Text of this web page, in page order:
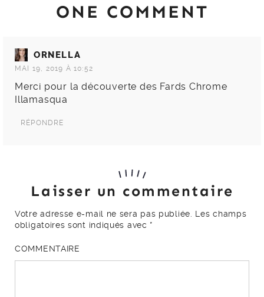
ONE COMMENT
ORNELLA
MAI 19, 2019 À 10:52
Merci pour la découverte des Fards Chrome
Illamasqua
RÉPONDRE
Laisser un commentaire
Votre adresse e-mail ne sera pas publiée.
Les champs
obligatoires sont indiqués avec *
COMMENTAIRE